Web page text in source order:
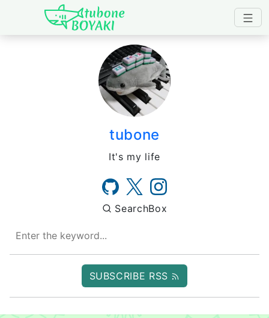
Japanese IT Developer's
tubone
It's my life
SearchBox
SUBSCRIBE RSS